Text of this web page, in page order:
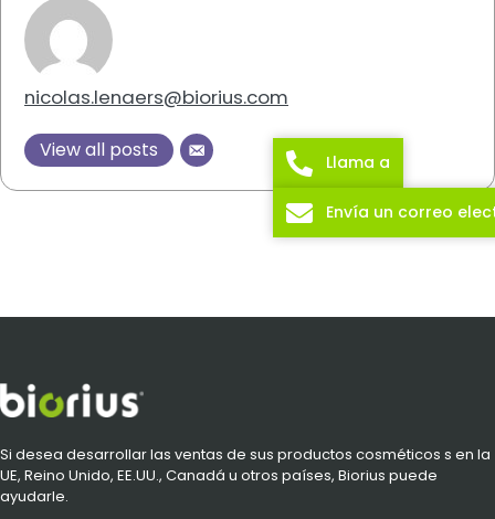
nicolas.lenaers@biorius.com
View all posts
Si desea desarrollar las ventas de sus productos cosméticos s en la
UE, Reino Unido, EE.UU., Canadá u otros países, Biorius puede
ayudarle.
Llama a
Envía un correo